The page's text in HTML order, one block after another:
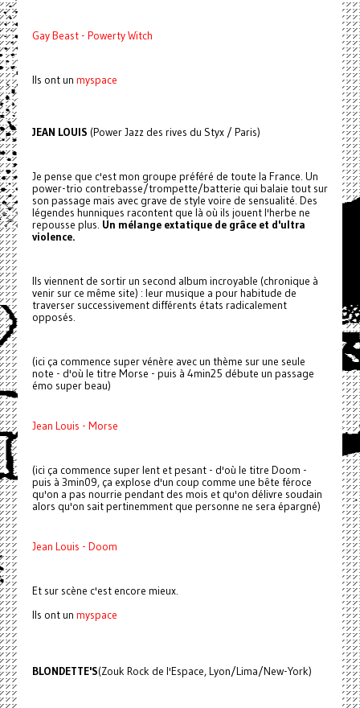
Gay Beast - Powerty Witch
Ils ont un myspace
JEAN LOUIS (Power Jazz des rives du Styx / Paris)
Je pense que c'est mon groupe préféré de toute la France. Un
power-trio contrebasse/trompette/batterie qui balaie tout sur
son passage mais avec grave de style voire de sensualité. Des
légendes hunniques racontent que là où ils jouent l'herbe ne
repousse plus. Un mélange extatique de grâce et d'ultra
violence.
Ils viennent de sortir un second album incroyable (chronique à
venir sur ce même site) : leur musique a pour habitude de
traverser successivement différents états radicalement
opposés.
(ici ça commence super vénère avec un thème sur une seule
note - d'où le titre Morse - puis à 4min25 débute un passage
émo super beau)
Jean Louis - Morse
(ici ça commence super lent et pesant - d'où le titre Doom -
puis à 3min09, ça explose d'un coup comme une bête féroce
qu'on a pas nourrie pendant des mois et qu'on délivre soudain
alors qu'on sait pertinemment que personne ne sera épargné)
Jean Louis - Doom
Et sur scène c'est encore mieux.
Ils ont un myspace
BLONDETTE'S(Zouk Rock de l'Espace, Lyon/Lima/New-York)